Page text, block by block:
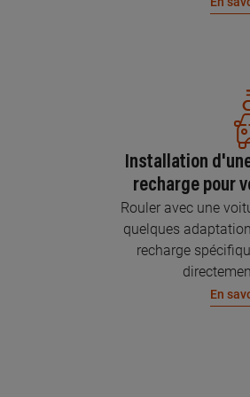
Installation d'une
recharge pour
Rouler avec une
quelques
recharge
En